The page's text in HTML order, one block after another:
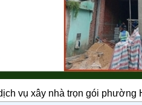
vụ xây nhà trọn gói phường